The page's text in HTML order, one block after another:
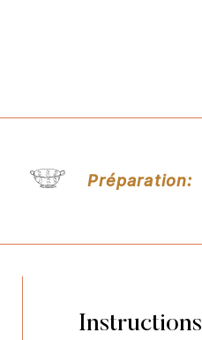
Préparation:
Instructions